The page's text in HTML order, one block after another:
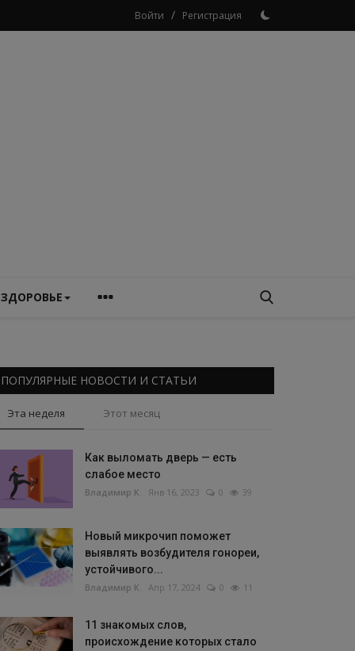
Войти / Регистрация
ЗДОРОВЬЕ
ПОПУЛЯРНЫЕ НОВОСТИ И СТАТЬИ
Эта неделя Этот месяц
Как выломать дверь — есть
слабое место
Владимир К. Янв 16, 2023 0 39
Новый микрочип поможет
выявлять возбудителя гонореи,
устойчивого...
Владимир К. Апр 17, 2024 0 11
11 знакомых слов,
происхождение которых стало